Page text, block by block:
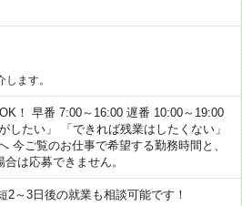
ます。
！ 早番 7:00～16:00 遅番 10:00～19:00
したい」 「できれば残業はしたくない」
ご覧のお仕事で希望する勤務時間と、
は応募できません。
～3日後の就業も相談可能です！